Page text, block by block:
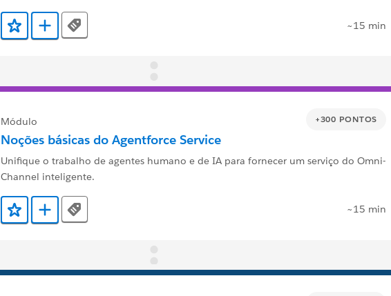
Adicionar a Favoritos
Adicionar a Trailmix
Tags ~15 min
+300 PONTOS
Módulo
Noções básicas do Agentforce Service
Unifique o trabalho de agentes humano e de IA para fornecer um serviço do Omni-
Channel inteligente.
Adicionar a Favoritos
Adicionar a Trailmix
Tags ~15 min